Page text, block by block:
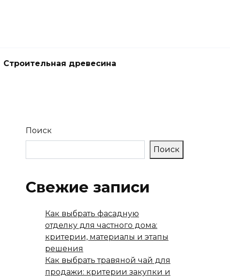
Строительная древесина
Поиск
Поиск
Свежие записи
Как выбрать фасадную
отделку для частного дома:
критерии, материалы и этапы
решения
Как выбрать травяной чай для
продажи: критерии закупки и